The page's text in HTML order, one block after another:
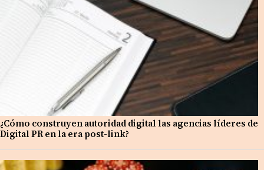
¿Cómo construyen autoridad digital las agencias líderes de
Digital PR en la era post-link?